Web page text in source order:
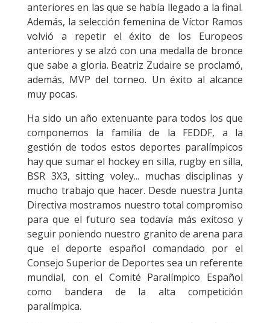
anteriores en las que se había llegado a la final.
Además, la selección femenina de Víctor Ramos
volvió a repetir el éxito de los Europeos
anteriores y se alzó con una medalla de bronce
que sabe a gloria. Beatriz Zudaire se proclamó,
además, MVP del torneo. Un éxito al alcance
muy pocas.
Ha sido un año extenuante para todos los que
componemos la familia de la FEDDF, a la
gestión de todos estos deportes paralímpicos
hay que sumar el hockey en silla, rugby en silla,
BSR 3X3, sitting voley... muchas disciplinas y
mucho trabajo que hacer. Desde nuestra Junta
Directiva mostramos nuestro total compromiso
para que el futuro sea todavía más exitoso y
seguir poniendo nuestro granito de arena para
que el deporte español comandado por el
Consejo Superior de Deportes sea un referente
mundial, con el Comité Paralímpico Español
como bandera de la alta competición
paralímpica.